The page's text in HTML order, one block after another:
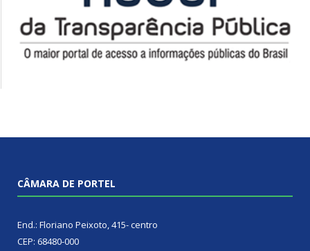
CÂMARA DE PORTEL
End.: Floriano Peixoto, 415- centro
CEP: 68480-000